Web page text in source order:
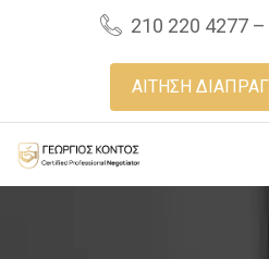
210 220 4277
ΑΙΤΗΣΗ